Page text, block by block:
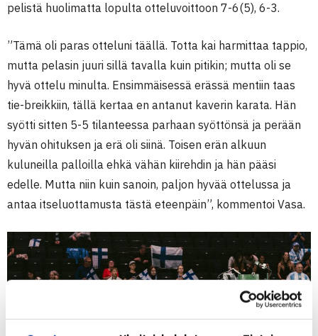
pelistä huolimatta lopulta otteluvoittoon 7-6(5), 6-3.
”Tämä oli paras otteluni täällä. Totta kai harmittaa tappio,
mutta pelasin juuri sillä tavalla kuin pitikin; mutta oli se
hyvä ottelu minulta. Ensimmäisessä erässä mentiin taas
tie-breikkiin, tällä kertaa en antanut kaverin karata. Hän
syötti sitten 5-5 tilanteessa parhaan syöttönsä ja perään
hyvän ohituksen ja erä oli siinä. Toisen erän alkuun
kuluneilla palloilla ehkä vähän kiirehdin ja hän pääsi
edelle. Mutta niin kuin sanoin, paljon hyvää ottelussa ja
antaa itseluottamusta tästä eteenpäin”, kommentoi Vasa.